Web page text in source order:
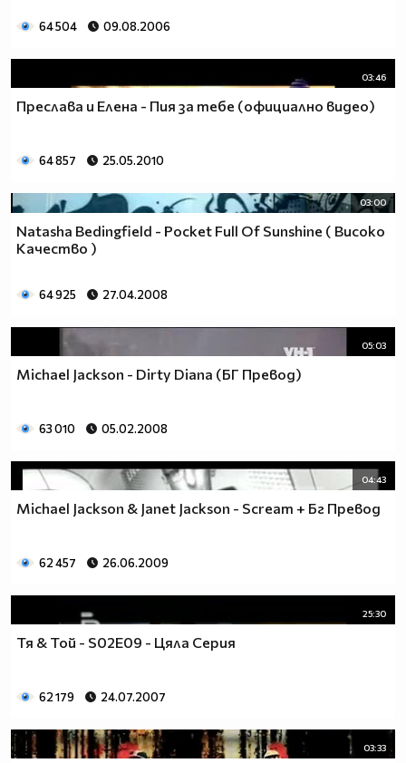
64 504 09.08.2006
03:46
Преслава и Елена - Пия за тебе (официално видео)
64 857 25.05.2010
03:00
Natasha Bedingfield - Pocket Full Of Sunshine ( Високо
Качество )
64 925 27.04.2008
05:03
Michael Jackson - Dirty Diana (БГ Превод)
63 010 05.02.2008
04:43
Michael Jackson & Janet Jackson - Scream + Бг Превод
62 457 26.06.2009
25:30
Тя & Той - S02Е09 - Цяла Серия
62 179 24.07.2007
03:33